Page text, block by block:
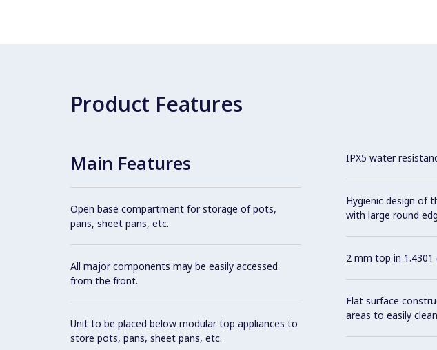
Product Features
Main Features
Open base compartment for storage of pots,
pans, sheet pans, etc.
All major components may be easily accessed
from the front.
Unit to be placed below modular top appliances to
store pots, pans, sheet pans, etc.
IPX5 water
Hygienic design of
with large round
2 mm top in 1.4301
Flat surface
areas to easily